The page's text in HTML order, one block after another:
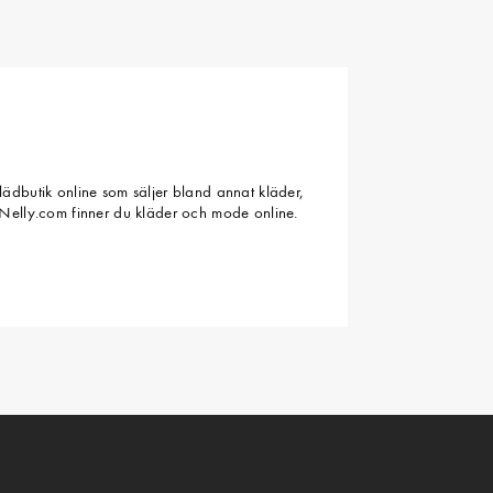
online som säljer bland annat kläder,
finner du kläder och mode online.